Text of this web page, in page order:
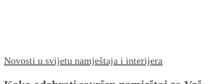
Novosti u svijetu namještaja i interijera